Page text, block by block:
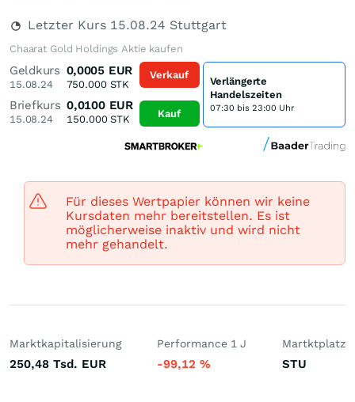
Letzter Kurs 15.08.24 Stuttgart
Chaarat Gold Holdings Aktie kaufen
Geldkurs
15.08.24
0,0005 EUR
750.000STK
Briefkurs
15.08.24
0,0100 EUR
150.000STK
Verkauf
Kauf
Verlängerte
Handelszeiten
07:30 bis 23:00 Uhr
Für dieses Wertpapier können wir keine
Kursdaten mehr bereitstellen. Es ist
möglicherweise inaktiv und wird nicht
mehr gehandelt.
Marktkapitalisierung
250,48 Tsd. EUR
Performance 1 J
-99,12 %
Martktplatz
STU